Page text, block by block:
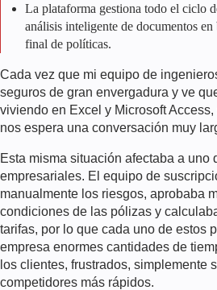
La plataforma gestiona todo el ciclo
análisis inteligente de documentos
final de políticas.
Cada vez que mi equipo de
seguros de gran envergadura y ve
viviendo en Excel y Microsoft
nos espera una conversación muy
Esta misma situación afectaba a uno
empresariales. El equipo de
manualmente los riesgos, aprobaba
condiciones de las pólizas y
tarifas, por lo que cada uno de estos
empresa enormes cantidades de
los clientes, frustrados, simplemente
competidores más rápidos.